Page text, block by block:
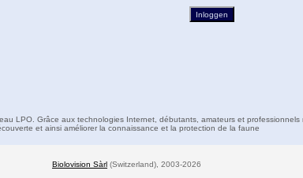
LPO. Grâce aux technologies Internet, débutants, amateurs et professionnels
et ainsi améliorer la connaissance et la protection de la faune
Biolovision Sàrl (Switzerland), 2003-2026